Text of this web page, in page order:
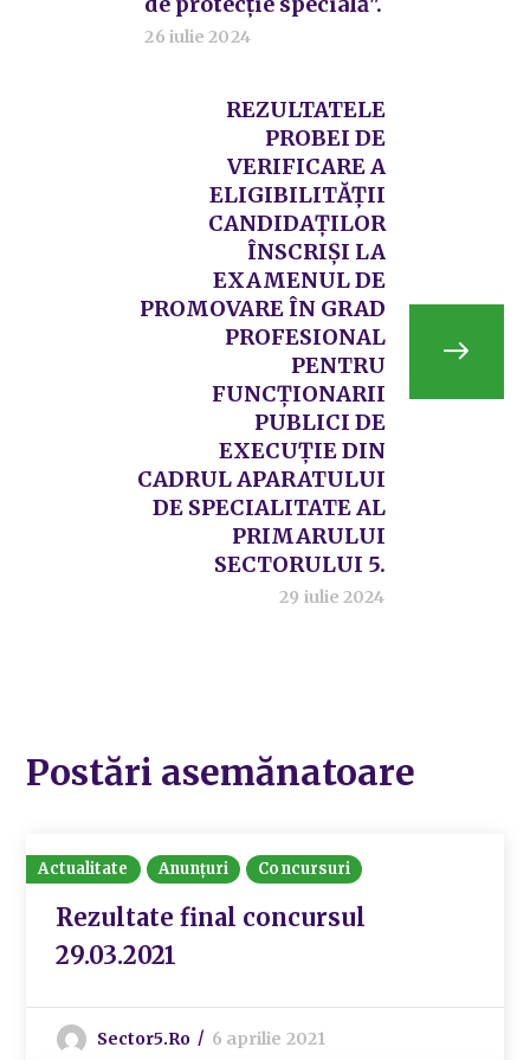
26 iulie 2024
REZULTATELE
PROBEI DE
VERIFICARE A
ELIGIBILITĂŢII
CANDIDAŢILOR
ÎNSCRIȘI LA
EXAMENUL DE
PROMOVARE ÎN GRAD
PROFESIONAL
PENTRU
FUNCȚIONARII
PUBLICI DE
EXECUȚIE DIN
CADRUL APARATULUI
DE SPECIALITATE AL
PRIMARULUI
SECTORULUI 5.
29 iulie 2024
Postări asemănatoare
Actualitate Anunțuri Concursuri
Rezultate final concursul
29.03.2021
Sector5.ro 6 aprilie 2021